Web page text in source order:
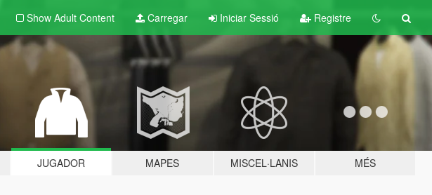
Show Adult Content Carregar Iniciar Sessió Registre
JUGADOR MAPES MISCEL·LANIS MÉS